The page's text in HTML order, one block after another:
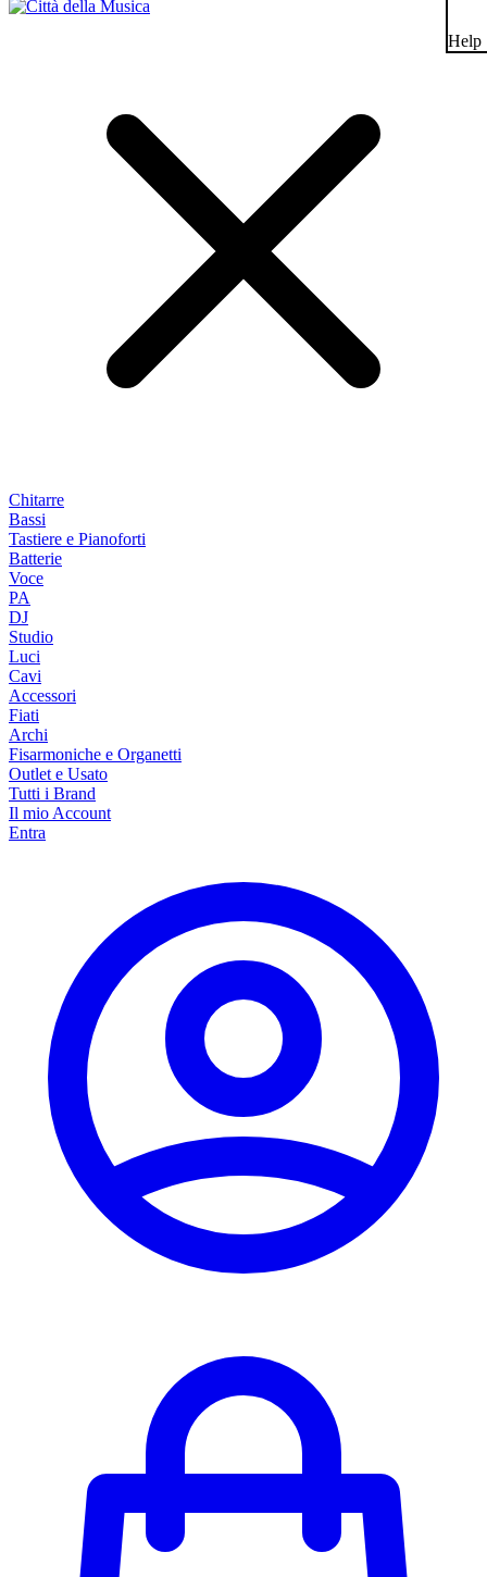
Chitarre
Bassi
Tastiere e Pianoforti
Batterie
Voce
PA
DJ
Studio
Luci
Cavi
Accessori
Fiati
Archi
Fisarmoniche e Organetti
Outlet e Usato
Tutti i Brand
Il mio Account
Entra
Help